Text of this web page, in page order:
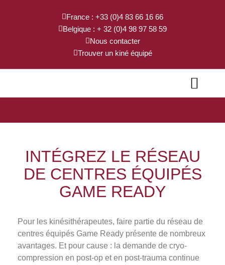
France : +33 (0)4 83 66 16 66
Belgique : + 32 (0)4 98 97 58 59
Nous contacter
Trouver un kiné équipé
INTÉGREZ LE RÉSEAU
DE CENTRES ÉQUIPÉS
GAME READY
Pour les kinésithérapeutes, faire partie du réseau de
centres équipés Game Ready présente de nombreux
avantages. Et pour cause : la demande de cryo-
compression en post-op et en post-trauma continue